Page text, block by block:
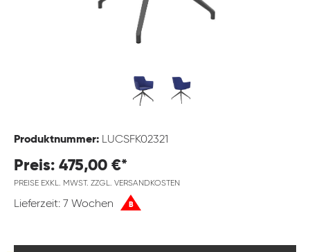
Produktnummer: LUCSFK02321
Preis: 475,00 €*
PREISE EXKL. MWST. ZZGL. VERSANDKOSTEN
Lieferzeit: 7 Wochen B